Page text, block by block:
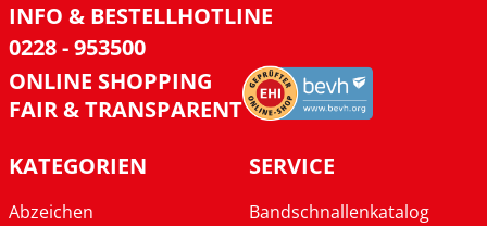
INFO & BESTELLHOTLINE
0228 - 953500
ONLINE SHOPPING
FAIR & TRANSPARENT
KATEGORIEN
Abzeichen
SERVICE
Bandschnallenkatalog